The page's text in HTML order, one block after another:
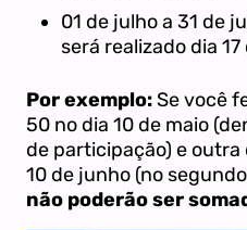
01 de julho a 31 de
será realizado dia
Por exemplo:Se você
50 no dia 10 de maio
de participação) e outra
10 de junho (no
não poderão ser